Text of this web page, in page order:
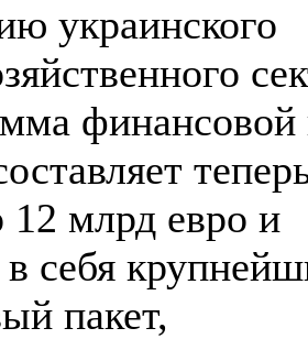
украинского
12 млрд евро и
себя
пакет,